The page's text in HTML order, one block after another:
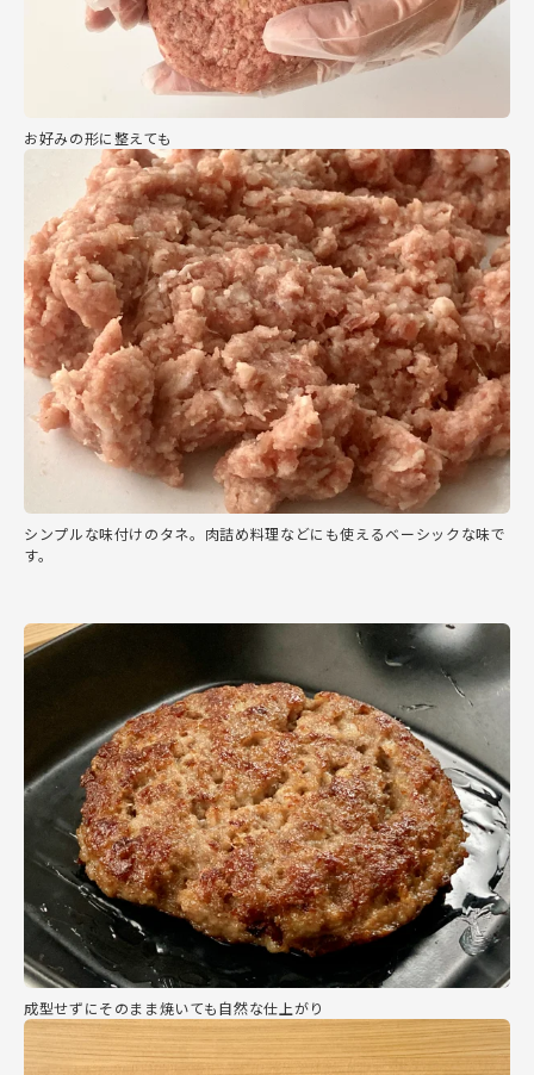
お好みの形に整えても
シンプルな味付けのタネ。肉詰め料理などにも使えるベーシックな味で
す。
成型せずにそのまま焼いても自然な仕上がり